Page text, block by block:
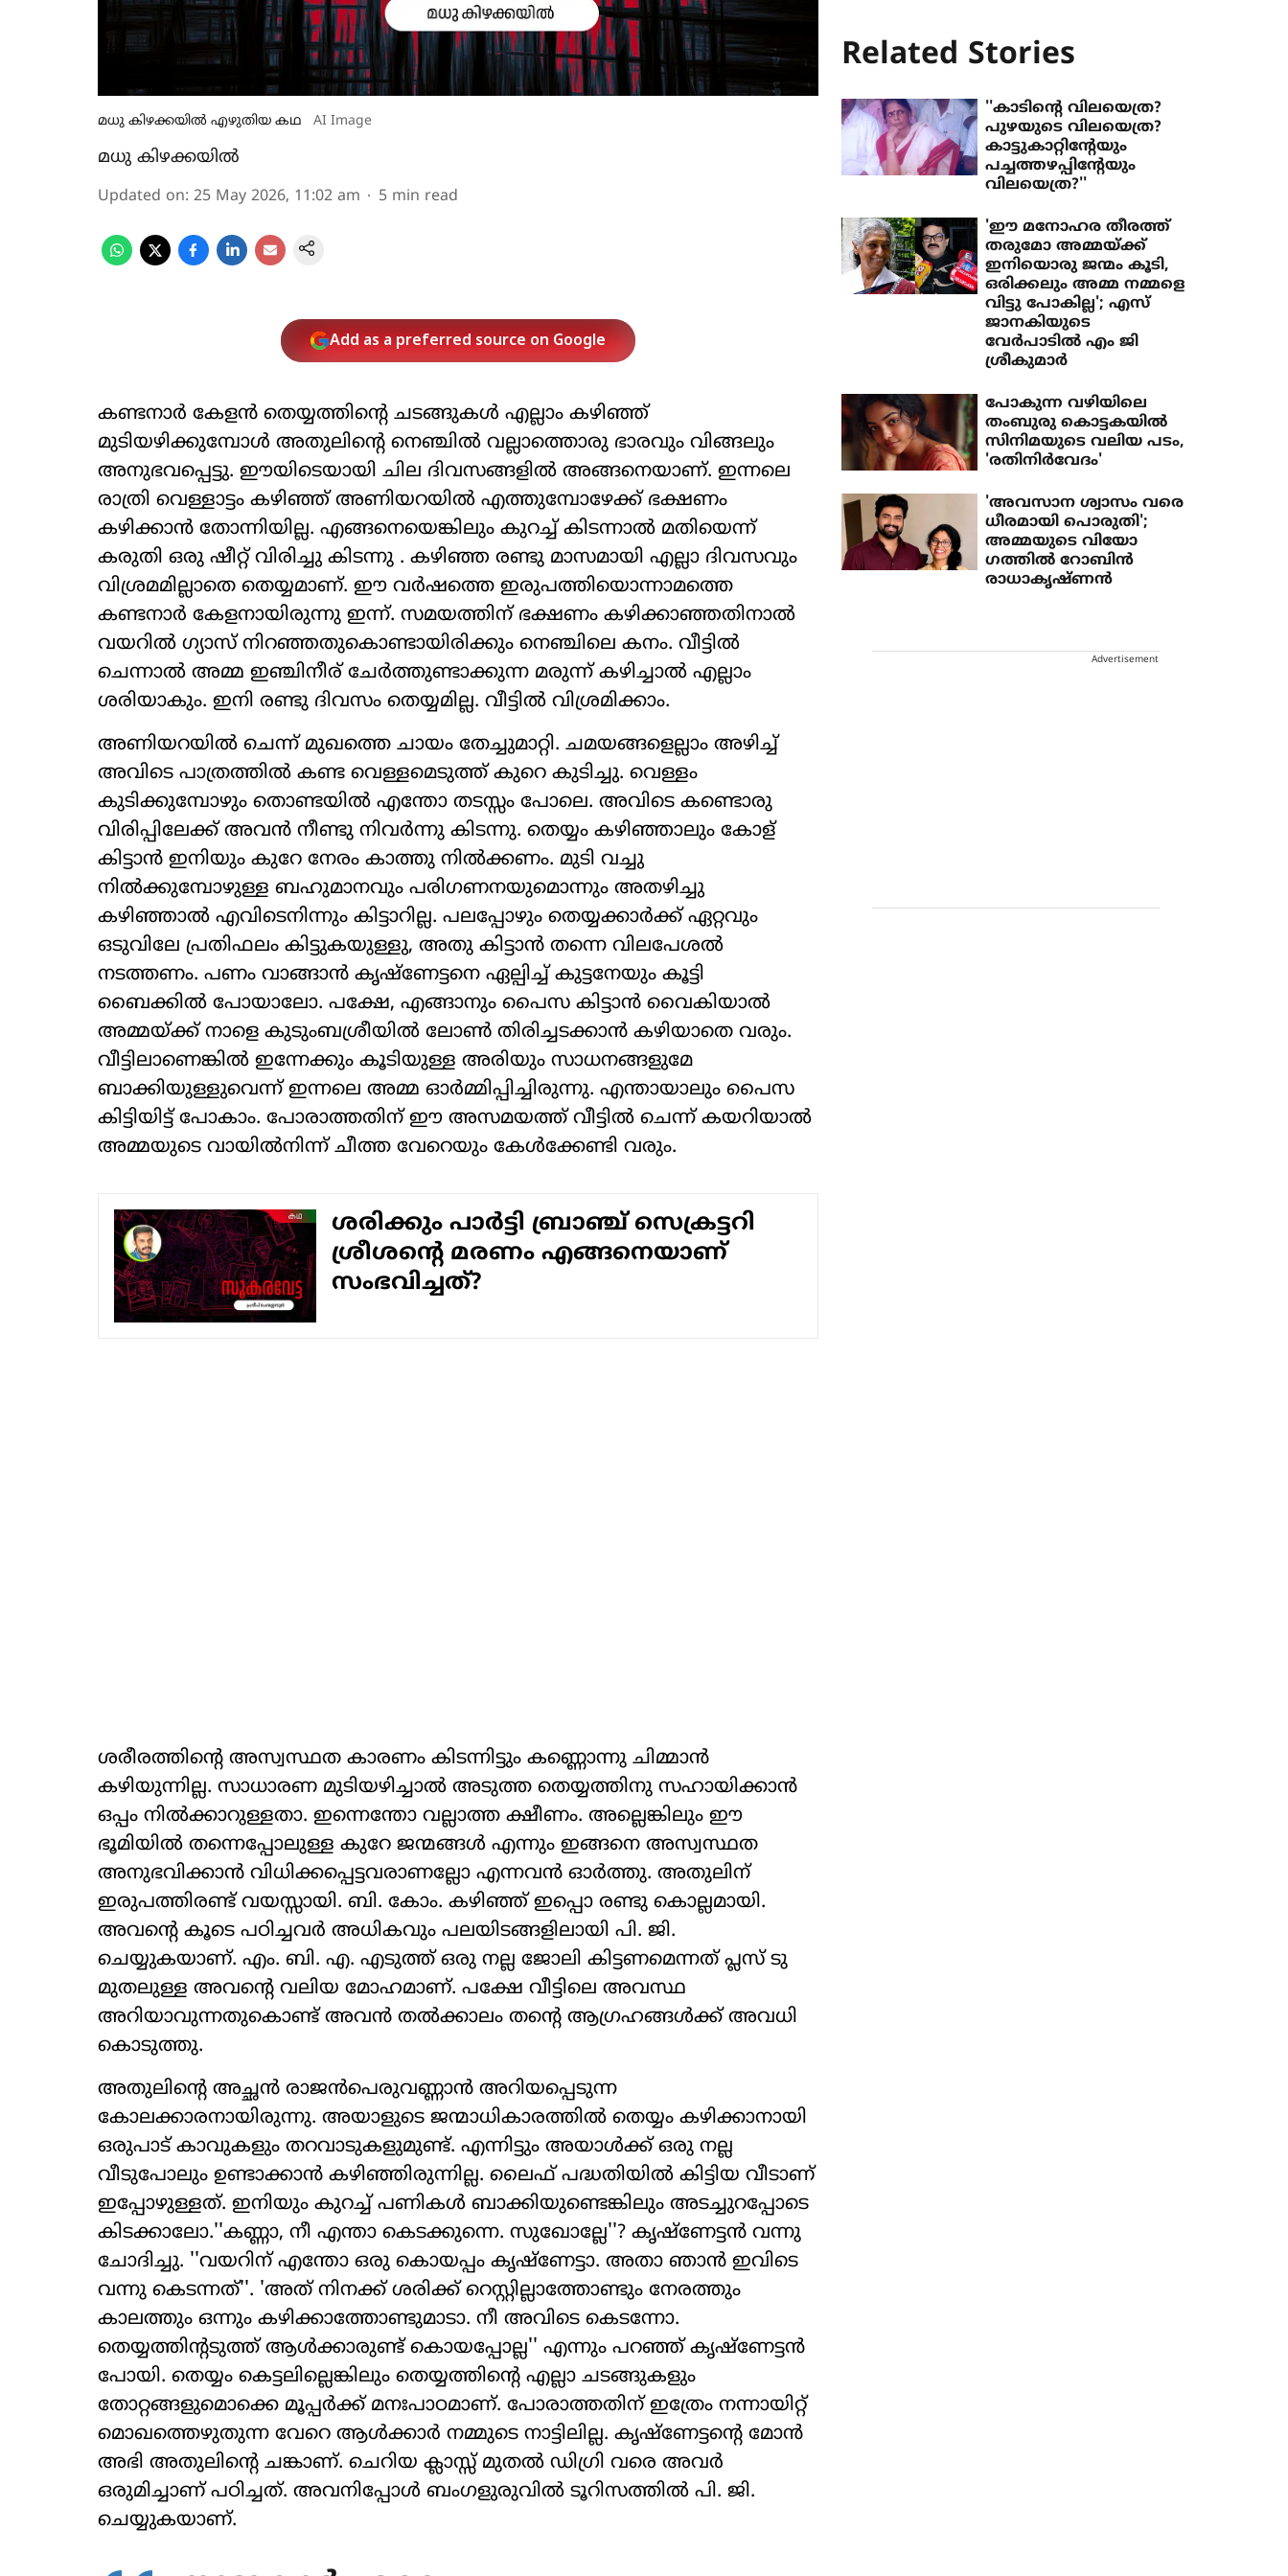
മധു കിഴക്കയില്‍ എഴുതിയ കഥ AI Image
മധു കിഴക്കയില്‍
Updated on: 25 May 2026, 11:02 am 5 min read
Add as a preferred source on Google
കണ്ടനാര്‍ കേളന്‍ തെയ്യത്തിന്റെ ചടങ്ങുകള്‍ എല്ലാം കഴിഞ്ഞ്
മുടിയഴിക്കുമ്പോള്‍ അതുലിന്റെ നെഞ്ചില്‍ വല്ലാത്തൊരു ഭാരവും വിങ്ങലും
അനുഭവപ്പെട്ടു. ഈയിടെയായി ചില ദിവസങ്ങളില്‍ അങ്ങനെയാണ്. ഇന്നലെ
രാത്രി വെള്ളാട്ടം കഴിഞ്ഞ് അണിയറയില്‍ എത്തുമ്പോഴേക്ക് ഭക്ഷണം
കഴിക്കാന്‍ തോന്നിയില്ല. എങ്ങനെയെങ്കിലും കുറച്ച് കിടന്നാല്‍ മതിയെന്ന്
കരുതി ഒരു ഷീറ്റ് വിരിച്ചു കിടന്നു . കഴിഞ്ഞ രണ്ടു മാസമായി എല്ലാ ദിവസവും
വിശ്രമമില്ലാതെ തെയ്യമാണ്. ഈ വര്‍ഷത്തെ ഇരുപത്തിയൊന്നാമത്തെ
കണ്ടനാര്‍ കേളനായിരുന്നു ഇന്ന്. സമയത്തിന് ഭക്ഷണം കഴിക്കാഞ്ഞതിനാല്‍
വയറില്‍ ഗ്യാസ് നിറഞ്ഞതുകൊണ്ടായിരിക്കും നെഞ്ചിലെ കനം. വീട്ടില്‍
ചെന്നാല്‍ അമ്മ ഇഞ്ചിനീര് ചേര്‍ത്തുണ്ടാക്കുന്ന മരുന്ന് കഴിച്ചാല്‍ എല്ലാം
ശരിയാകും. ഇനി രണ്ടു ദിവസം തെയ്യമില്ല. വീട്ടില്‍ വിശ്രമിക്കാം.
അണിയറയില്‍ ചെന്ന് മുഖത്തെ ചായം തേച്ചുമാറ്റി. ചമയങ്ങളെല്ലാം അഴിച്ച്
അവിടെ പാത്രത്തില്‍ കണ്ട വെള്ളമെടുത്ത് കുറെ കുടിച്ചു. വെള്ളം
കുടിക്കുമ്പോഴും തൊണ്ടയില്‍ എന്തോ തടസ്സം പോലെ. അവിടെ കണ്ടൊരു
വിരിപ്പിലേക്ക് അവന്‍ നീണ്ടു നിവര്‍ന്നു കിടന്നു. തെയ്യം കഴിഞ്ഞാലും കോള്
കിട്ടാന്‍ ഇനിയും കുറേ നേരം കാത്തു നില്‍ക്കണം. മുടി വച്ചു
നില്‍ക്കുമ്പോഴുള്ള ബഹുമാനവും പരിഗണനയുമൊന്നും അതഴിച്ചു
കഴിഞ്ഞാല്‍ എവിടെനിന്നും കിട്ടാറില്ല. പലപ്പോഴും തെയ്യക്കാര്‍ക്ക് ഏറ്റവും
ഒടുവിലേ പ്രതിഫലം കിട്ടുകയുള്ളു, അതു കിട്ടാന്‍ തന്നെ വിലപേശല്‍
നടത്തണം. പണം വാങ്ങാന്‍ കൃഷ്‌ണേട്ടനെ ഏല്പിച്ച് കുട്ടനേയും കൂട്ടി
ബൈക്കില്‍ പോയാലോ. പക്ഷേ, എങ്ങാനും പൈസ കിട്ടാന്‍ വൈകിയാല്‍
അമ്മയ്ക്ക് നാളെ കുടുംബശ്രീയില്‍ ലോണ്‍ തിരിച്ചടക്കാന്‍ കഴിയാതെ വരും.
വീട്ടിലാണെങ്കില്‍ ഇന്നേക്കും കൂടിയുള്ള അരിയും സാധനങ്ങളുമേ
ബാക്കിയുള്ളുവെന്ന് ഇന്നലെ അമ്മ ഓര്‍മ്മിപ്പിച്ചിരുന്നു. എന്തായാലും പൈസ
കിട്ടിയിട്ട് പോകാം. പോരാത്തതിന് ഈ അസമയത്ത് വീട്ടില്‍ ചെന്ന് കയറിയാല്‍
അമ്മയുടെ വായില്‍നിന്ന് ചീത്ത വേറെയും കേള്‍ക്കേണ്ടി വരും.
ശരിക്കും പാര്‍ട്ടി ബ്രാഞ്ച് സെക്രട്ടറി
ശ്രീശന്റെ മരണം എങ്ങനെയാണ്
സംഭവിച്ചത്?
ശരീരത്തിന്റെ അസ്വസ്ഥത കാരണം കിടന്നിട്ടും കണ്ണൊന്നു ചിമ്മാന്‍
കഴിയുന്നില്ല. സാധാരണ മുടിയഴിച്ചാല്‍ അടുത്ത തെയ്യത്തിനു സഹായിക്കാന്‍
ഒപ്പം നില്‍ക്കാറുള്ളതാ. ഇന്നെന്തോ വല്ലാത്ത ക്ഷീണം. അല്ലെങ്കിലും ഈ
ഭൂമിയില്‍ തന്നെപ്പോലുള്ള കുറേ ജന്മങ്ങള്‍ എന്നും ഇങ്ങനെ അസ്വസ്ഥത
അനുഭവിക്കാന്‍ വിധിക്കപ്പെട്ടവരാണല്ലോ എന്നവന്‍ ഓര്‍ത്തു. അതുലിന്
ഇരുപത്തിരണ്ട് വയസ്സായി. ബി. കോം. കഴിഞ്ഞ് ഇപ്പൊ രണ്ടു കൊല്ലമായി.
അവന്റെ കൂടെ പഠിച്ചവര്‍ അധികവും പലയിടങ്ങളിലായി പി. ജി.
ചെയ്യുകയാണ്. എം. ബി. എ. എടുത്ത് ഒരു നല്ല ജോലി കിട്ടണമെന്നത് പ്ലസ് ടു
മുതലുള്ള അവന്റെ വലിയ മോഹമാണ്. പക്ഷേ വീട്ടിലെ അവസ്ഥ
അറിയാവുന്നതുകൊണ്ട് അവന്‍ തല്‍ക്കാലം തന്റെ ആഗ്രഹങ്ങള്‍ക്ക് അവധി
കൊടുത്തു.
അതുലിന്റെ അച്ഛന്‍ രാജന്‍പെരുവണ്ണാന്‍ അറിയപ്പെടുന്ന
കോലക്കാരനായിരുന്നു. അയാളുടെ ജന്മാധികാരത്തില്‍ തെയ്യം കഴിക്കാനായി
ഒരുപാട് കാവുകളും തറവാടുകളുമുണ്ട്. എന്നിട്ടും അയാള്‍ക്ക് ഒരു നല്ല
വീടുപോലും ഉണ്ടാക്കാന്‍ കഴിഞ്ഞിരുന്നില്ല. ലൈഫ് പദ്ധതിയില്‍ കിട്ടിയ വീടാണ്
ഇപ്പോഴുള്ളത്. ഇനിയും കുറച്ച് പണികള്‍ ബാക്കിയുണ്ടെങ്കിലും അടച്ചുറപ്പോടെ
കിടക്കാലോ.''കണ്ണാ, നീ എന്താ കെടക്കുന്നെ. സുഖോല്ലേ''? കൃഷ്‌ണേട്ടന്‍ വന്നു
ചോദിച്ചു. ''വയറിന് എന്തോ ഒരു കൊയപ്പം കൃഷ്‌ണേട്ടാ. അതാ ഞാന്‍ ഇവിടെ
വന്നു കെടന്നത്''. 'അത് നിനക്ക് ശരിക്ക് റെസ്റ്റില്ലാത്തോണ്ടും നേരത്തും
കാലത്തും ഒന്നും കഴിക്കാത്തോണ്ടുമാടാ. നീ അവിടെ കെടന്നോ.
തെയ്യത്തിന്റടുത്ത് ആള്‍ക്കാരുണ്ട് കൊയപ്പോല്ല'' എന്നും പറഞ്ഞ് കൃഷ്‌ണേട്ടന്‍
പോയി. തെയ്യം കെട്ടലില്ലെങ്കിലും തെയ്യത്തിന്റെ എല്ലാ ചടങ്ങുകളും
തോറ്റങ്ങളുമൊക്കെ മൂപ്പര്‍ക്ക് മനഃപാഠമാണ്. പോരാത്തതിന് ഇത്രേം നന്നായിറ്റ്
മൊഖത്തെഴുതുന്ന വേറെ ആള്‍ക്കാര്‍ നമ്മുടെ നാട്ടിലില്ല. കൃഷ്‌ണേട്ടന്റെ മോന്‍
അഭി അതുലിന്റെ ചങ്കാണ്. ചെറിയ ക്ലാസ്സ് മുതല്‍ ഡിഗ്രി വരെ അവര്‍
ഒരുമിച്ചാണ് പഠിച്ചത്. അവനിപ്പോള്‍ ബംഗളുരുവില്‍ ടൂറിസത്തില്‍ പി. ജി.
ചെയ്യുകയാണ്.
Related Stories
''കാടിന്റെ വിലയെത്ര?
പുഴയുടെ വിലയെത്ര?
കാട്ടുകാറ്റിന്റേയും
പച്ചത്തഴപ്പിന്റേയും
വിലയെത്ര?''
'ഈ മനോഹ​ര തീരത്ത്
തരുമോ അമ്മയ്ക്ക്
ഇനിയൊരു ജന്മം കൂടി,
ഒരിക്കലും അമ്മ നമ്മളെ
വിട്ടു പോകില്ല'; എസ്
ജാനകിയുടെ
വേർപാടിൽ എം ജി
ശ്രീകുമാർ
പോകുന്ന വഴിയിലെ
തംബുരു കൊട്ടകയില്‍
സിനിമയുടെ വലിയ പടം,
'രതിനിര്‍വേദം'
'അവസാന ശ്വാസം വരെ
ധീരമായി പൊരുതി';
അമ്മയുടെ വിയോ​
ഗത്തിൽ റോബിൻ
രാധാകൃഷ്ണൻ
Advertisement